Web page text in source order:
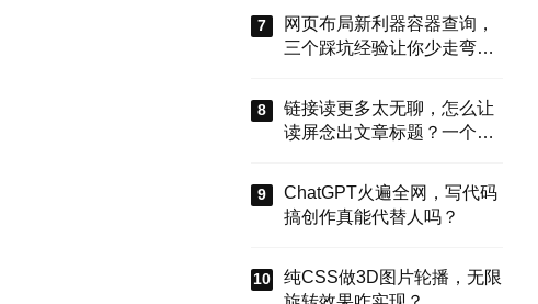
今天就来盘盘怎么把这些选
项值真正存到块属性里，让
设置不再“翻车”。
网页布局新利器容器查询，
三个踩坑经验让你少走弯
链接读更多太无聊，怎么让
读屏念出文章标题？一个属
ChatGPT火遍全网，写代码
搞创作真能代替人吗？
纯CSS做3D图片轮播，无限